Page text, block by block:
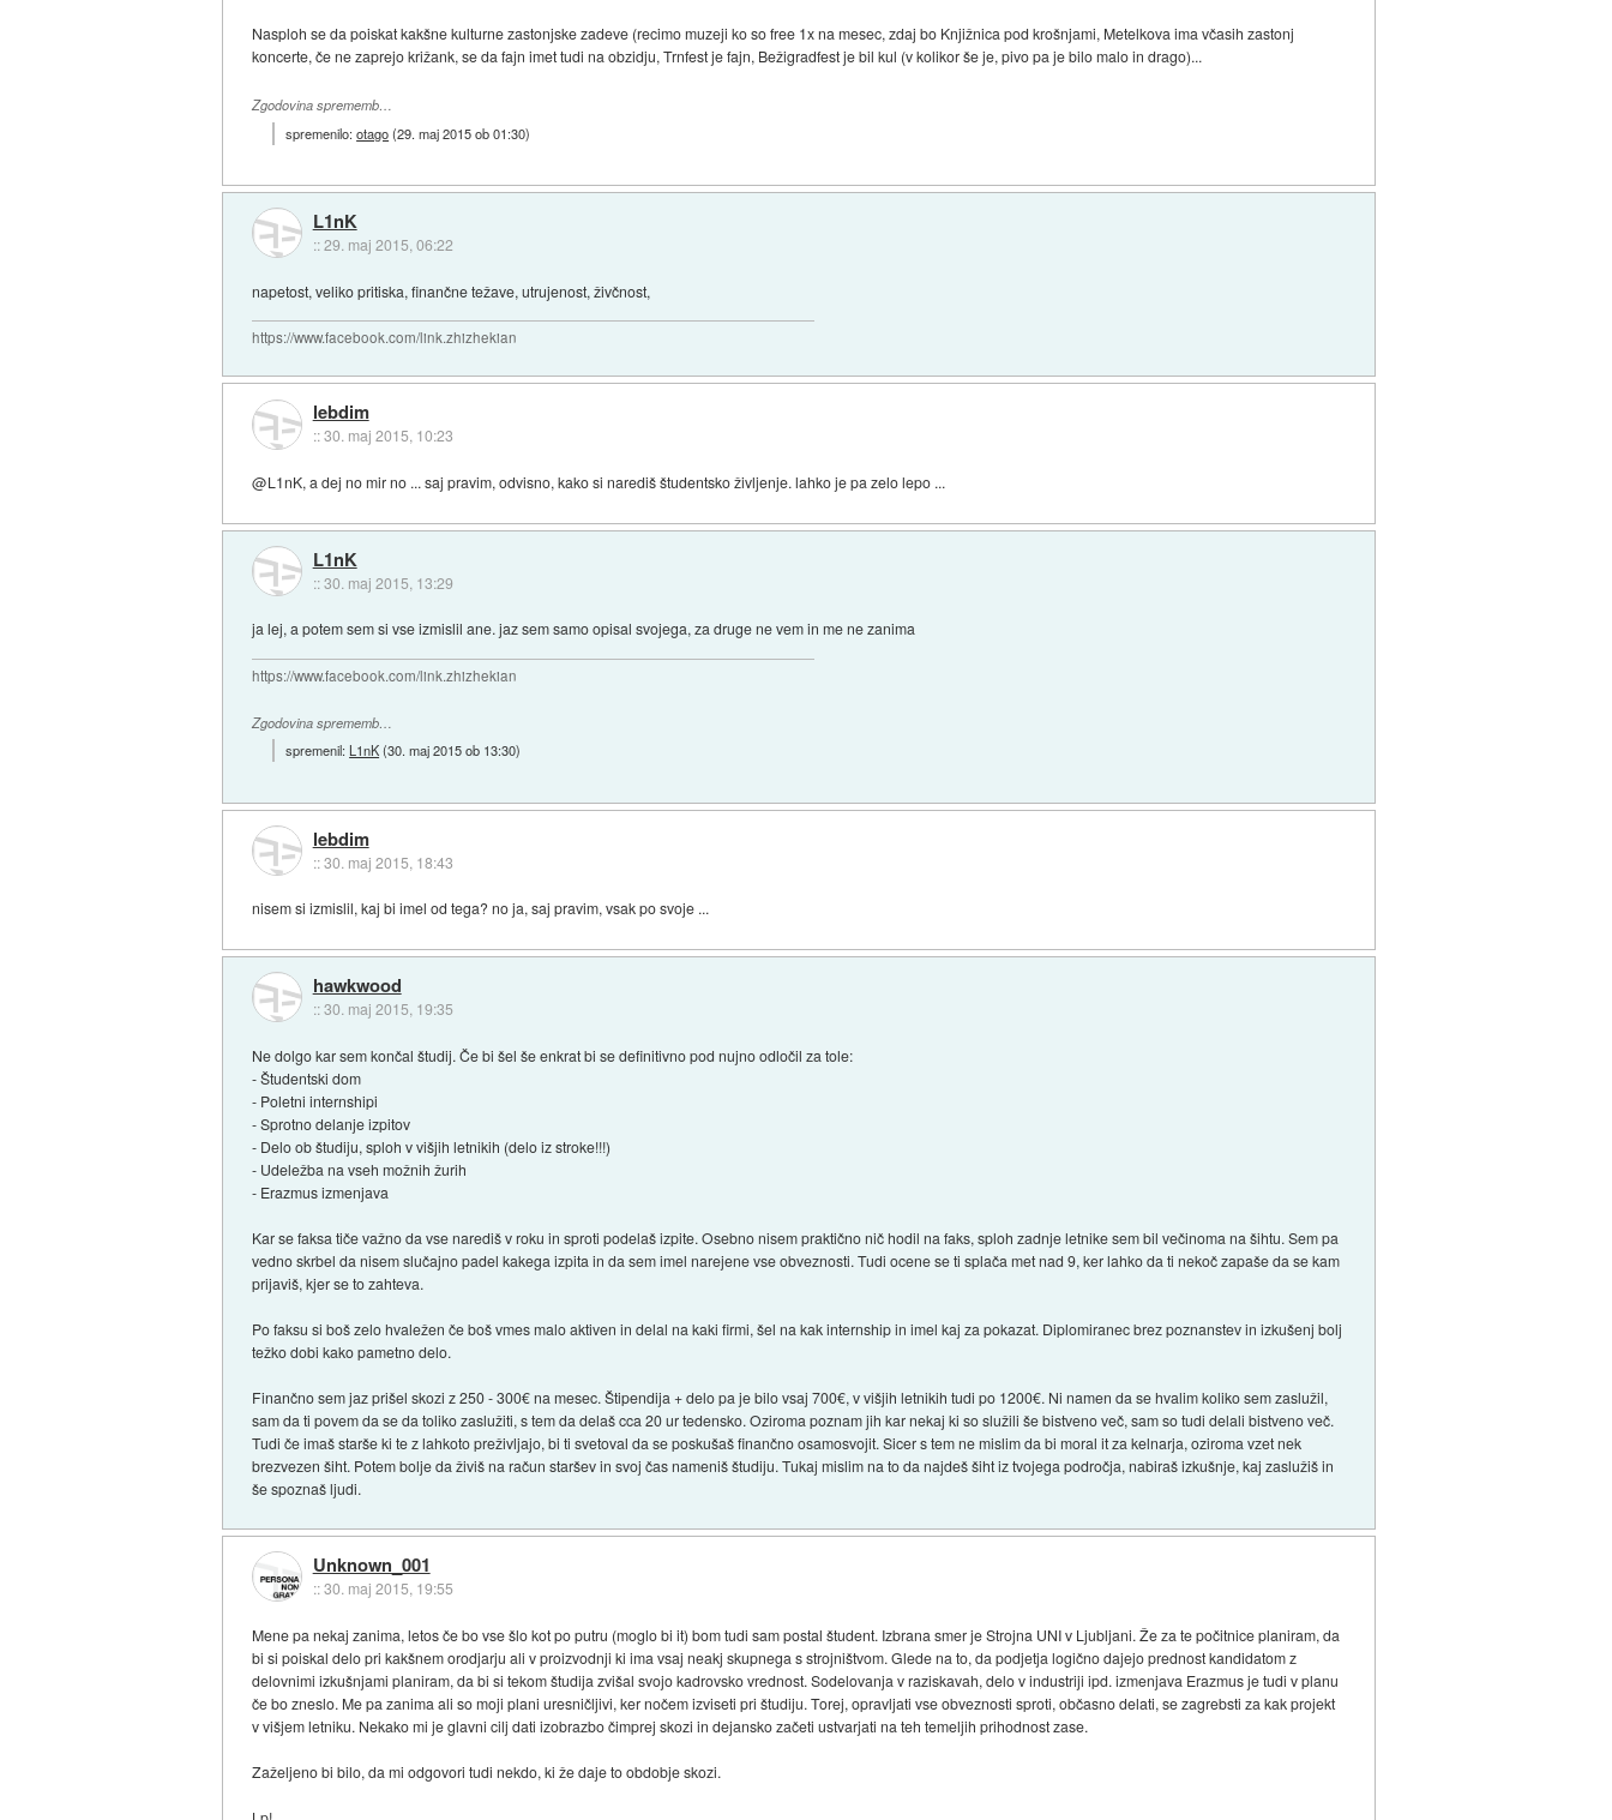
Nasploh se da poiskat kakšne kulturne zastonjske zadeve (recimo muzeji ko so free 1x na mesec, zdaj bo Knjižnica pod krošnjami, Metelkova ima včasih zastonj
koncerte, če ne zaprejo križank, se da fajn imet tudi na obzidju, Trnfest je fajn, Bežigradfest je bil kul (v kolikor še je, pivo pa je bilo malo in drago)...
Zgodovina sprememb…
spremenilo:otago(29. maj 2015 ob 01:30)
L1nK
::29. maj 2015, 06:22
napetost, veliko pritiska, finančne težave, utrujenost, živčnost,
https://www.facebook.com/link.zhizhekian
lebdim
::30. maj 2015, 10:23
@L1nK, a dej no mir no ... saj pravim, odvisno, kako si narediš študentsko življenje. lahko je pa zelo lepo ...
L1nK
::30. maj 2015, 13:29
ja lej, a potem sem si vse izmislil ane. jaz sem samo opisal svojega, za druge ne vem in me ne zanima
https://www.facebook.com/link.zhizhekian
Zgodovina sprememb…
spremenil:L1nK(30. maj 2015 ob 13:30)
lebdim
::30. maj 2015, 18:43
nisem si izmislil, kaj bi imel od tega? no ja, saj pravim, vsak po svoje ...
hawkwood
::30. maj 2015, 19:35
Ne dolgo kar sem končal študij. Če bi šel še enkrat bi se definitivno pod nujno odločil za tole:
- Študentski dom
- Poletni internshipi
- Sprotno delanje izpitov
- Delo ob študiju, sploh v višjih letnikih (delo iz stroke!!!)
- Udeležba na vseh možnih žurih
- Erazmus izmenjava
Kar se faksa tiče važno da vse narediš v roku in sproti podelaš izpite. Osebno nisem praktično nič hodil na faks, sploh zadnje letnike sem bil večinoma na šihtu. Sem pa
vedno skrbel da nisem slučajno padel kakega izpita in da sem imel narejene vse obveznosti. Tudi ocene se ti splača met nad 9, ker lahko da ti nekoč zapaše da se kam
prijaviš, kjer se to zahteva.
Po faksu si boš zelo hvaležen če boš vmes malo aktiven in delal na kaki firmi, šel na kak internship in imel kaj za pokazat. Diplomiranec brez poznanstev in izkušenj bolj
težko dobi kako pametno delo.
Finančno sem jaz prišel skozi z 250 - 300€ na mesec. Štipendija + delo pa je bilo vsaj 700€, v višjih letnikih tudi po 1200€. Ni namen da se hvalim koliko sem zaslužil,
sam da ti povem da se da toliko zaslužiti, s tem da delaš cca 20 ur tedensko. Oziroma poznam jih kar nekaj ki so služili še bistveno več, sam so tudi delali bistveno več.
Tudi če imaš starše ki te z lahkoto preživljajo, bi ti svetoval da se poskušaš finančno osamosvojit. Sicer s tem ne mislim da bi moral it za kelnarja, oziroma vzet nek
brezvezen šiht. Potem bolje da živiš na račun staršev in svoj čas nameniš študiju. Tukaj mislim na to da najdeš šiht iz tvojega področja, nabiraš izkušnje, kaj zaslužiš in
še spoznaš ljudi.
Unknown_001
::30. maj 2015, 19:55
Mene pa nekaj zanima, letos če bo vse šlo kot po putru (moglo bi it) bom tudi sam postal študent. Izbrana smer je Strojna UNI v Ljubljani. Že za te počitnice planiram, da
bi si poiskal delo pri kakšnem orodjarju ali v proizvodnji ki ima vsaj neakj skupnega s strojništvom. Glede na to, da podjetja logično dajejo prednost kandidatom z
delovnimi izkušnjami planiram, da bi si tekom študija zvišal svojo kadrovsko vrednost. Sodelovanja v raziskavah, delo v industriji ipd. izmenjava Erazmus je tudi v planu
če bo zneslo. Me pa zanima ali so moji plani uresničljivi, ker nočem izviseti pri študiju. Torej, opravljati vse obveznosti sproti, občasno delati, se zagrebsti za kak projekt
v višjem letniku. Nekako mi je glavni cilj dati izobrazbo čimprej skozi in dejansko začeti ustvarjati na teh temeljih prihodnost zase.
Zaželjeno bi bilo, da mi odgovori tudi nekdo, ki že daje to obdobje skozi.